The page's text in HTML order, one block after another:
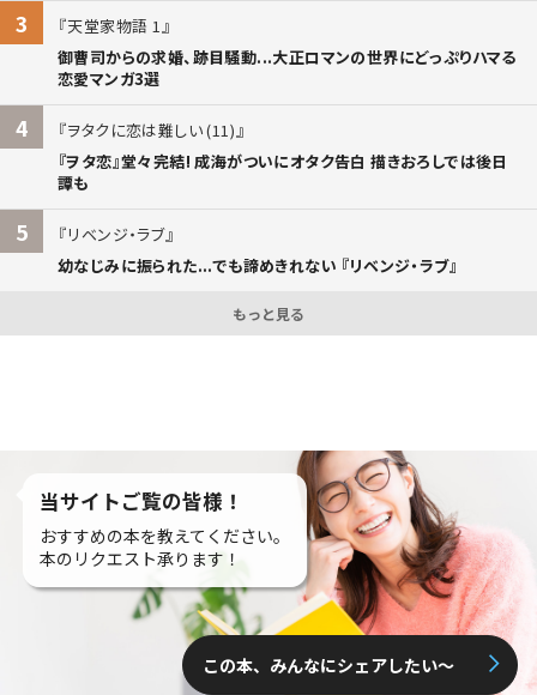
3
天堂家物語 1
御曹司からの求婚、跡目騒動...大正ロマンの世界にどっぷりハマる
恋愛マンガ3選
4
ヲタクに恋は難しい (11)
『ヲタ恋』堂々完結! 成海がついにオタク告白 描きおろしでは後日
譚も
5
リベンジ・ラブ
幼なじみに振られた...でも諦めきれない 『リベンジ・ラブ』
もっと見る
当サイトご覧の皆様！
おすすめの本を教えてください。
本のリクエスト承ります！
この本、みんなにシェアしたい〜